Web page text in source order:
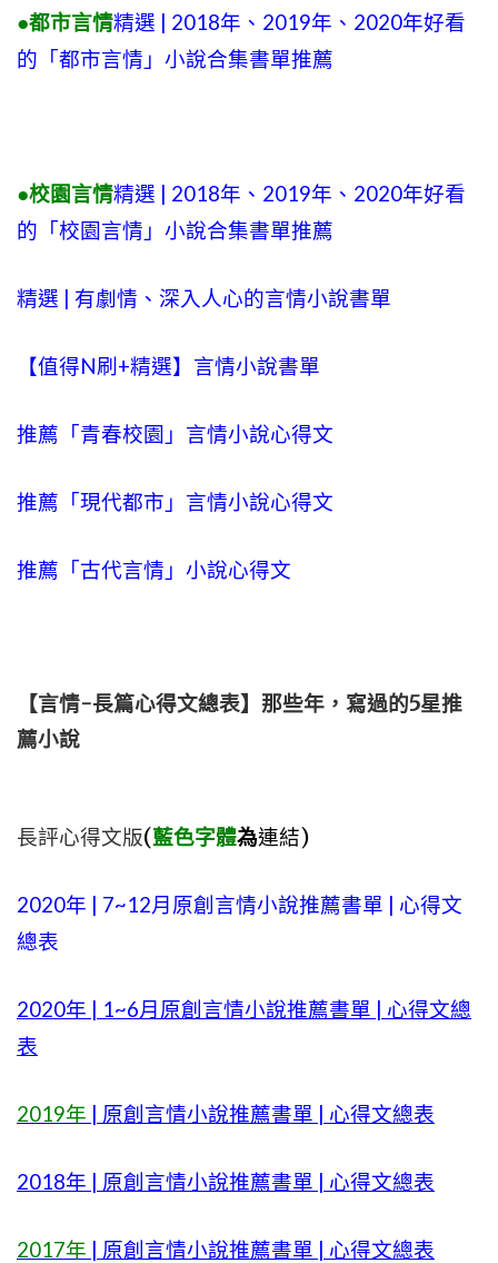
●都市言情精選 | 2018年、2019年、2020年好看
的「都市言情」小說合集書單推薦
●校園言情精選 | 2018年、2019年、2020年好看
的「校園言情」小說合集書單推薦
精選 | 有劇情、深入人心的言情小說書單
【值得N刷+精選】言情小說書單
推薦「青春校園」言情小說心得文
推薦「現代都市」言情小說心得文
推薦「古代言情」小說心得文
【言情-長篇心得文總表】那些年，寫過的5星推
薦小說
長評心得文版(藍色字體為連結)
2020年 | 7~12月原創言情小說推薦書單 | 心得文
總表
2020年 | 1~6月原創言情小說推薦書單 | 心得文總
表
2019年 | 原創言情小說推薦書單 | 心得文總表
2018年 | 原創言情小說推薦書單 | 心得文總表
2017年 | 原創言情小說推薦書單 | 心得文總表